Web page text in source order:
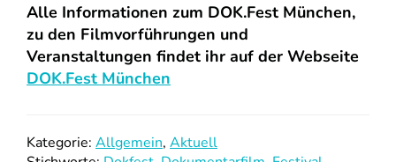
Alle Informationen zum DOK.Fest München,
zu den Filmvorführungen und
Veranstaltungen findet ihr auf der Webseite
DOK.Fest München
Kategorie: Allgemein, Aktuell